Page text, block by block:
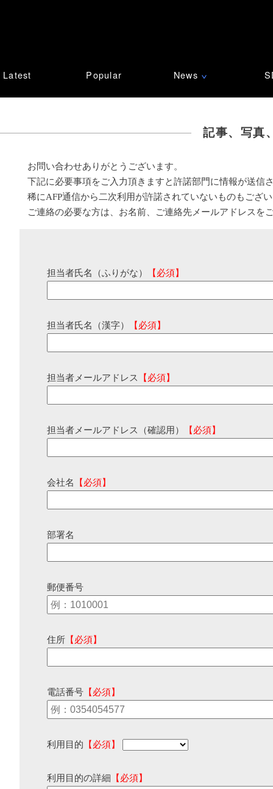
Latest Popular News ∨
記事、写真
お問い合わせありがとうございます。
下記に必要事項をご入力頂きますと許諾部門に情報が送信
稀にAFP通信から二次利用が許諾されていないものもござ
ご連絡の必要な方は、お名前、ご連絡先メールアドレスを
担当者氏名（ふりがな） 【必須】
担当者氏名（漢字） 【必須】
担当者メールアドレス 【必須】
担当者メールアドレス（確認用） 【必須】
会社名 【必須】
部署名
郵便番号
住所 【必須】
電話番号 【必須】
利用目的 【必須】
利用目的の詳細 【必須】